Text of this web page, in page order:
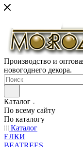
Производство и
новогоднего декора.
Каталог
По всему сайту
По каталогу
Каталог
ЕЛКИ
BEATREES